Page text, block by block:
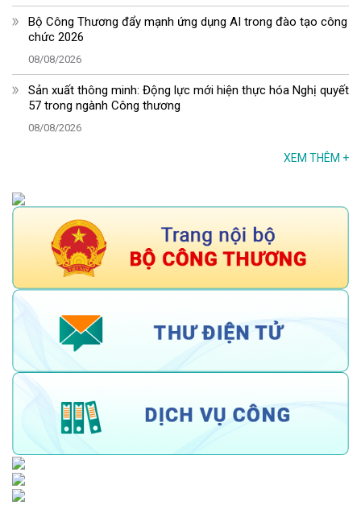
Bộ Công Thương đẩy mạnh ứng dụng AI trong đào tạo công
chức 2026
08/08/2026
Sản xuất thông minh: Động lực mới hiện thực hóa Nghị quyết
57 trong ngành Công thương
08/08/2026
XEM THÊM +